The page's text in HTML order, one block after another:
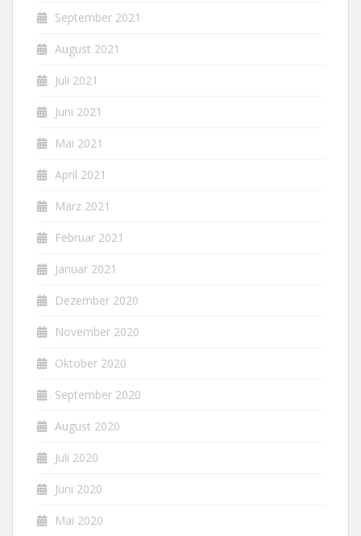
September 2021
August 2021
Juli 2021
Juni 2021
Mai 2021
April 2021
März 2021
Februar 2021
Januar 2021
Dezember 2020
November 2020
Oktober 2020
September 2020
August 2020
Juli 2020
Juni 2020
Mai 2020